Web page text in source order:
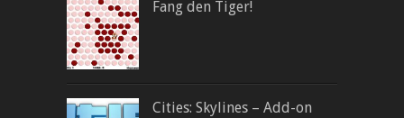
Fang den Tiger!
Cities: Skylines – Add-on